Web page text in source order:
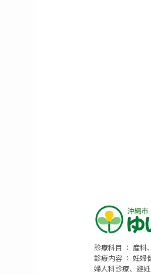
診療科目 ： 産科
診療内容 ： 妊婦
婦人科診療、避